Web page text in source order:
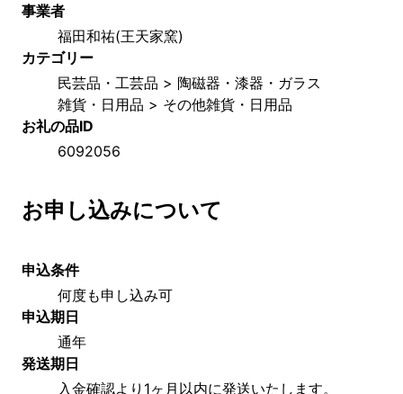
事業者
福田和祐(王天家窯)
カテゴリー
民芸品・工芸品 > 陶磁器・漆器・ガラス
雑貨・日用品 > その他雑貨・日用品
お礼の品ID
6092056
お申し込みについて
申込条件
何度も申し込み可
申込期日
通年
発送期日
入金確認より1ヶ月以内に発送いたします。